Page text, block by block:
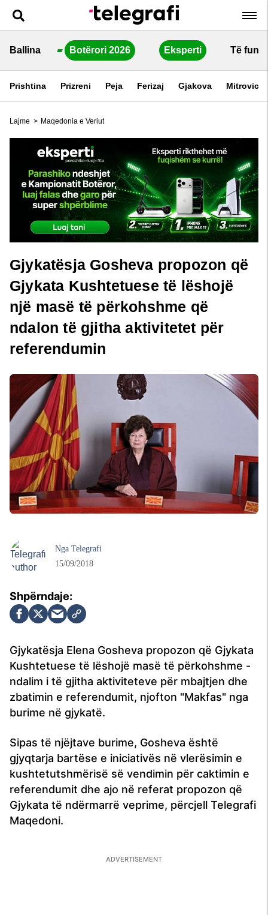
Ballina Botërori 2026 Eksperti Të
Prishtina Prizreni Peja Ferizaj Gjakova Mitrovica
Lajme > Maqedonia e Veriut
Gjykatësja Gosheva propozon që
Gjykata Kushtetuese të lëshojë
një masë të përkohshme që
ndalon të gjitha aktivitetet për
referendumin
Gjykatësja Elena Gosheva propozon që Gjykata
Kushtetuese të lëshojë masë të përkohshme -
ndalim i të gjitha aktiviteteve për mbajtjen dhe
zbatimin e referendumit, njofton "Makfas" nga
burime në gjykatë.
Sipas të njëjtave burime, Gosheva është
gjyqtarja bartëse e iniciativës në vlerësimin e
kushtetutshmërisë së vendimin për caktimin e
referendumit dhe ajo në referat propozon që
Gjykata të ndërmarrë veprime, përcjell Telegrafi
Maqedoni.
Nga Telegrafi
15/09/2018